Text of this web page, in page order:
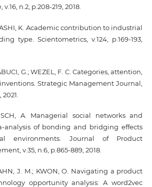
n.2, p.208-219, 2018.
K. Academic contribution to industrial
type. Scientometrics, v.124, p.169-193,
G.; WEZEL, F. C. Categories, attention,
Strategic Management Journal,
A. Managerial social networks and
of bonding and bridging effects
environments. Journal of Product
v.35, n.6, p.865-889, 2018.
J. M.; KWON, O. Navigating a product
opportunity analysis: A word2vec